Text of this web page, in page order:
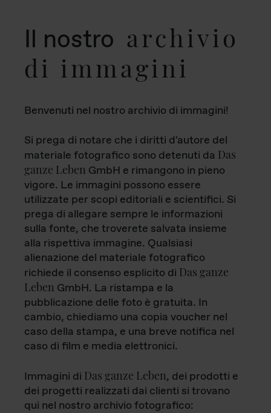
Il nostro archivio
di immagini
Benvenuti nel nostro archivio di immagini!
Si prega di notare che i diritti d'autore del
materiale fotografico sono detenuti da Das
ganze Leben GmbH e rimangono in pieno
vigore. Le immagini possono essere
utilizzate per scopi editoriali e scientifici. Si
prega di allegare sempre le informazioni
sulla fonte, che troverete salvata insieme
alla rispettiva immagine. Qualsiasi
alienazione del materiale fotografico
richiede il consenso esplicito di Das ganze
Leben GmbH. La ristampa e la
pubblicazione delle foto è gratuita. In
cambio, chiediamo una copia voucher nel
caso della stampa, e una breve notifica nel
caso di film e media elettronici.
Immagini di Das ganze Leben, dei prodotti e
dei progetti realizzati dai clienti si trovano
qui nel nostro archivio fotografico: